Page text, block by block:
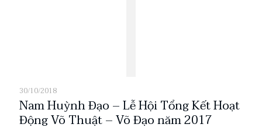
30/10/2018
Nam Huỳnh Đạo – Lễ Hội Tổng Kết Hoạt
Động Võ Thuật – Võ Đạo năm 2017